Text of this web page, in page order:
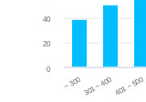
~ 300 301 ~ 400 401 ~ 500
0
20
40